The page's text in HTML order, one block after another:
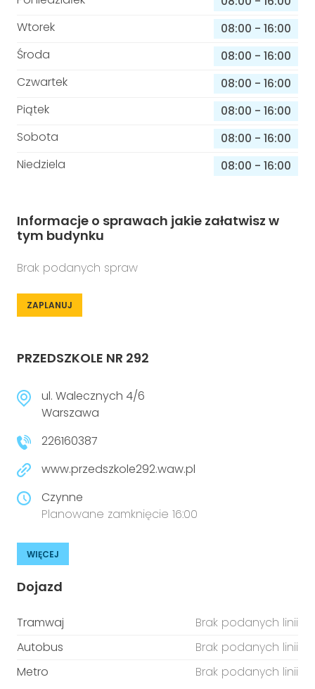
Wtorek
08:00 - 16:00
Środa
08:00 - 16:00
Czwartek
08:00 - 16:00
Piątek
08:00 - 16:00
Sobota
08:00 - 16:00
Niedziela
08:00 - 16:00
Informacje o sprawach jakie załatwisz w
tym budynku
Brak podanych spraw
ZAPLANUJ
PRZEDSZKOLE NR 292
ul. Walecznych 4/6
Warszawa
226160387
www.przedszkole292.waw.pl
Czynne
Planowane zamknięcie 16:00
WIĘCEJ
Dojazd
Tramwaj
Brak podanych linii
Autobus
Brak podanych linii
Metro
Brak podanych linii